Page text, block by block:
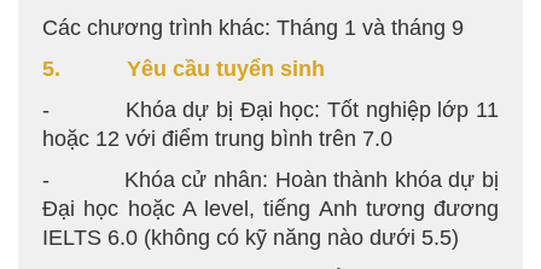
Các chương trình khác: Tháng 1 và tháng 9
5. Yêu cầu tuyển sinh
- Khóa dự bị Đại học: Tốt nghiệp lớp 11
hoặc 12 với điểm trung bình trên 7.0
- Khóa cử nhân: Hoàn thành khóa dự bị
Đại học hoặc A level, tiếng Anh tương đương
IELTS 6.0 (không có kỹ năng nào dưới 5.5)